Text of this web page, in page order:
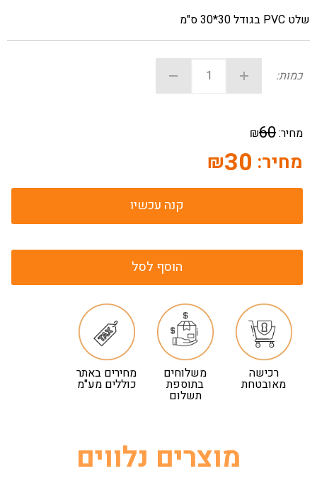
שלט PVC בגודל 30*30 ס"מ
כמות:
מחיר:60
₪
מחיר: 30
₪
קנה עכשיו
הוסף לסל
רכישה
מאובטחת
משלוחים
בתוספת
תשלום
מחירים באתר
כוללים מע"מ
מוצרים נלווים